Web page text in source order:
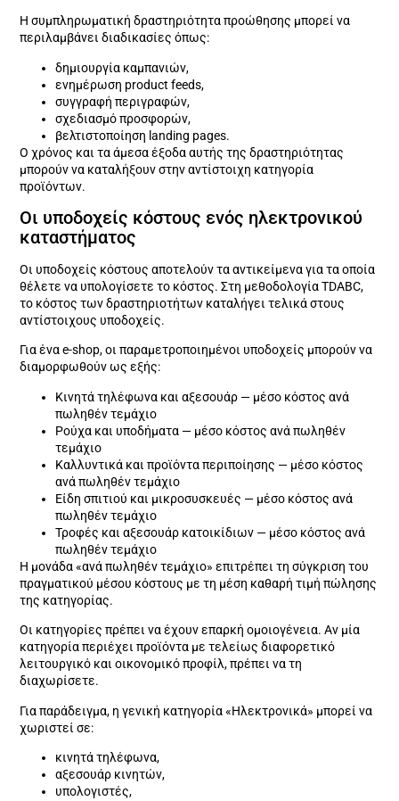
Η συμπληρωματική δραστηριότητα προώθησης μπορεί να
περιλαμβάνει διαδικασίες όπως:
δημιουργία καμπανιών,
ενημέρωση product feeds,
συγγραφή περιγραφών,
σχεδιασμό προσφορών,
βελτιστοποίηση landing pages.
Ο χρόνος και τα άμεσα έξοδα αυτής της δραστηριότητας
μπορούν να καταλήξουν στην αντίστοιχη κατηγορία
προϊόντων.
Οι υποδοχείς κόστους ενός ηλεκτρονικού
καταστήματος
Οι υποδοχείς κόστους αποτελούν τα αντικείμενα για τα οποία
θέλετε να υπολογίσετε το κόστος. Στη μεθοδολογία TDABC,
το κόστος των δραστηριοτήτων καταλήγει τελικά στους
αντίστοιχους υποδοχείς.
Για ένα e-shop, οι παραμετροποιημένοι υποδοχείς μπορούν να
διαμορφωθούν ως εξής:
Κινητά τηλέφωνα και αξεσουάρ — μέσο κόστος ανά
πωληθέν τεμάχιο
Ρούχα και υποδήματα — μέσο κόστος ανά πωληθέν
τεμάχιο
Καλλυντικά και προϊόντα περιποίησης — μέσο κόστος
ανά πωληθέν τεμάχιο
Είδη σπιτιού και μικροσυσκευές — μέσο κόστος ανά
πωληθέν τεμάχιο
Τροφές και αξεσουάρ κατοικίδιων — μέσο κόστος ανά
πωληθέν τεμάχιο
Η μονάδα «ανά πωληθέν τεμάχιο» επιτρέπει τη σύγκριση του
πραγματικού μέσου κόστους με τη μέση καθαρή τιμή πώλησης
της κατηγορίας.
Οι κατηγορίες πρέπει να έχουν επαρκή ομοιογένεια. Αν μία
κατηγορία περιέχει προϊόντα με τελείως διαφορετικό
λειτουργικό και οικονομικό προφίλ, πρέπει να τη
διαχωρίσετε.
Για παράδειγμα, η γενική κατηγορία «Ηλεκτρονικά» μπορεί να
χωριστεί σε:
κινητά τηλέφωνα,
αξεσουάρ κινητών,
υπολογιστές,